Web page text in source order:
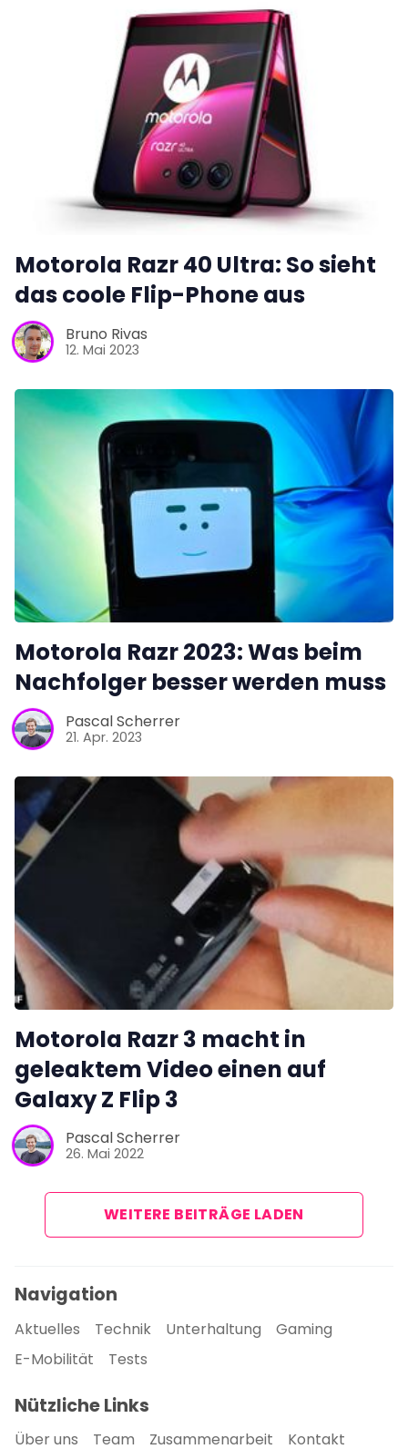
Motorola Razr 40 Ultra: So sieht
das coole Flip-Phone aus
Bruno Rivas
12. Mai 2023
Motorola Razr 2023: Was beim
Nachfolger besser werden muss
Pascal Scherrer
21. Apr. 2023
Motorola Razr 3 macht in
geleaktem Video einen auf
Galaxy Z Flip 3
Pascal Scherrer
26. Mai 2022
WEITERE BEITRÄGE LADEN
Navigation
Aktuelles Technik Unterhaltung
Gaming
E-Mobilität
Tests
Nützliche Links
Über uns Team Zusammenarbeit Kontakt